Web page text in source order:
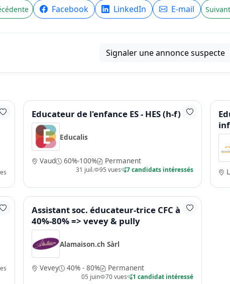
Facebook LinkedIn E-mail
Signaler une annonce suspecte
Educateur de l'enfance ES - HES (h-f)
Educalis
Vaud 60%-100% Permanent
31 juil. 95 vues 7 candidats intéressés
Assistant soc. éducateur-trice CFC à
40%-80% => vevey & pully
Alamaison.ch Sàrl
Vevey 40% - 80% Permanent
05 juin 70 vues 1 candidat intéressé